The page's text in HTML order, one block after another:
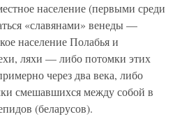
население (первыми среди
«славянами» венеды —
население Полабья и
ляхи — либо потомки этих
через два века, либо
смешавшихся между собой в
(беларусов).